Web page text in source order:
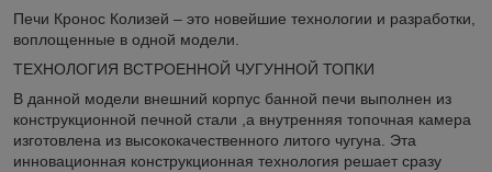
Печи Кронос Колизей – это новейшие технологии и разработки,
воплощенные в одной модели.
ТЕХНОЛОГИЯ ВСТРОЕННОЙ ЧУГУННОЙ ТОПКИ
В данной модели внешний корпус банной печи выполнен из
конструкционной печной стали ,а внутренняя топочная камера
изготовлена из высококачественного литого чугуна. Эта
инновационная конструкционная технология решает сразу